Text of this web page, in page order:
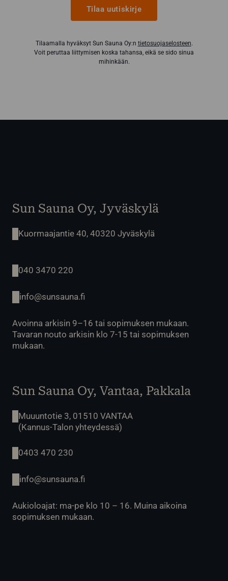
Tilaa uutiskirje
Tilaamalla hyväksyt Sun Sauna Oy:n tietosuojaselosteen.
Voit peruttaa liittymisen koska tahansa, eikä se sido sinua
mihinkään.
Sun Sauna Oy, Jyväskylä
Kuormaajantie 40, 40320 Jyväskylä
040 3470 220
info@sunsauna.fi
Avoinna arkisin 9–16 tai sopimuksen mukaan.
Tavaran nouto arkisin klo 7-15 tai sopimuksen
mukaan.
Sun Sauna Oy, Vantaa, Pakkala
Muuuntotie 3, 01510 VANTAA
(Kannus-Talon yhteydessä)
0403 470 230
info@sunsauna.fi
Aukioloajat: ma-pe klo 10 – 16. Muina aikoina
sopimuksen mukaan.